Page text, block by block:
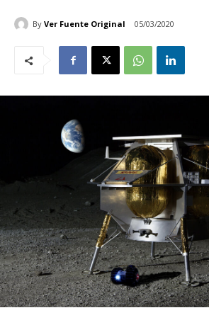
By Ver Fuente Original 05/03/2020